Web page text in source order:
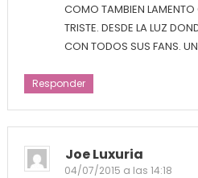
COMO TAMBIEN LAMENTO
TRISTE. DESDE LA LUZ
CON TODOS SUS FANS.
Responder
Joe Luxuria
04/07/2015 a las 14:18